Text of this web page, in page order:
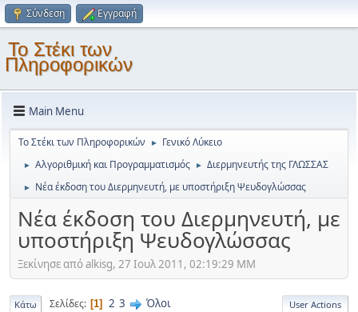
Σύνδεση Εγγραφή
Το Στέκι των
Πληροφορικών
Main Menu
Το Στέκι των Πληροφορικών ► Γενικό Λύκειο
► Αλγοριθμική και Προγραμματισμός ► Διερμηνευτής της ΓΛΩΣΣΑΣ
► Νέα έκδοση του Διερμηνευτή, με υποστήριξη Ψευδογλώσσας
Νέα έκδοση του Διερμηνευτή, με
υποστήριξη Ψευδογλώσσας
Ξεκίνησε από alkisg, 27 Ιουλ 2011, 02:19:29 ΜΜ
Κάτω Σελίδες 1 2 3 Όλοι User Actions